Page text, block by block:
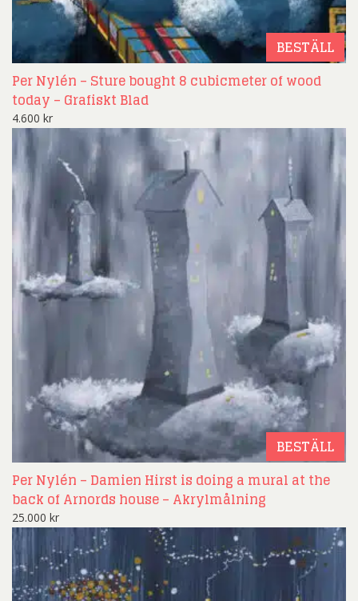
BESTÄLL
Per Nylén – Sture bought 8 cubicmeter of wood
today – Grafiskt Blad
4.600 kr
BESTÄLL
Per Nylén – Damien Hirst is doing a mural at the
back of Arnords house – Akrylmålning
25.000 kr